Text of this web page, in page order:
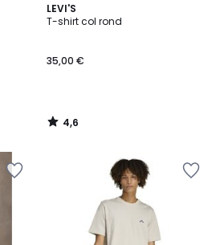
LEVI'S
T-shirt col rond
35,00 €
4,6
/ 5
4,6
/